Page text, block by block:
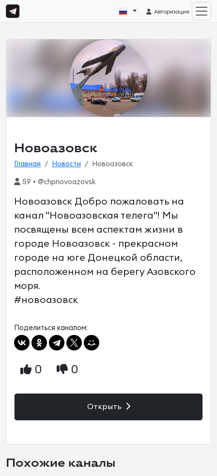
Авторизация
Новоазовск
Главная Новости Новоазовск
59 • @chpnovoazovsk
Новоазовск Добро пожаловать на
канал "Новоазовская телега"! Мы
посвящены всем аспектам жизни в
городе Новоазовск - прекрасном
городе на юге Донецкой области,
расположенном на берегу Азовского
моря.
#новоазовск
Поделиться каналом:
0 0
Открыть
Похожие каналы